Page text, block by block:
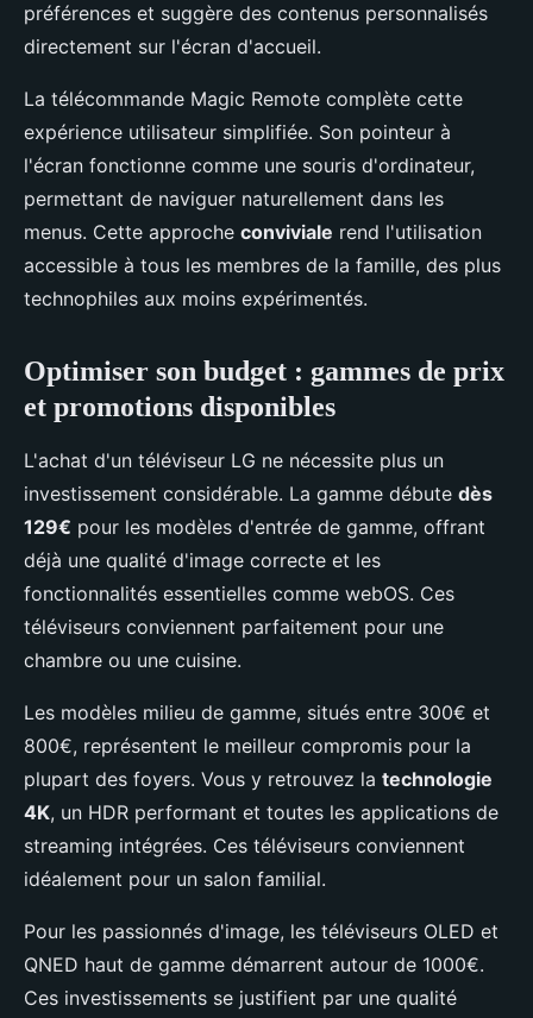
préférences et suggère des contenus personnalisés
directement sur l'écran d'accueil.
La télécommande Magic Remote complète cette
expérience utilisateur simplifiée. Son pointeur à
l'écran fonctionne comme une souris d'ordinateur,
permettant de naviguer naturellement dans les
menus. Cette approche conviviale rend l'utilisation
accessible à tous les membres de la famille, des plus
technophiles aux moins expérimentés.
Optimiser son budget : gammes de prix
et promotions disponibles
L'achat d'un téléviseur LG ne nécessite plus un
investissement considérable. La gamme débute dès
129€ pour les modèles d'entrée de gamme, offrant
déjà une qualité d'image correcte et les
fonctionnalités essentielles comme webOS. Ces
téléviseurs conviennent parfaitement pour une
chambre ou une cuisine.
Les modèles milieu de gamme, situés entre 300€ et
800€, représentent le meilleur compromis pour la
plupart des foyers. Vous y retrouvez la technologie
4K, un HDR performant et toutes les applications de
streaming intégrées. Ces téléviseurs conviennent
idéalement pour un salon familial.
Pour les passionnés d'image, les téléviseurs OLED et
QNED haut de gamme démarrent autour de 1000€.
Ces investissements se justifient par une qualité